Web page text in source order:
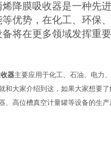
降膜吸收器是一种先
优势，在化工、环保
将在更多领域发挥重
器主要应用于化工、石油、电力
和大家介绍到这，如果大家想要
、高位槽真空计量罐等设备的生产